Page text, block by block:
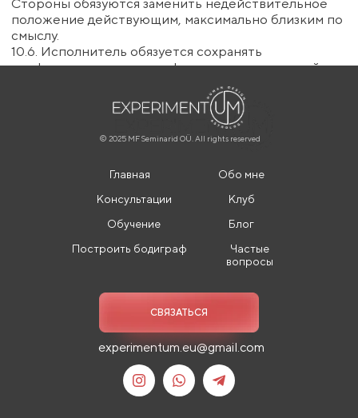
Главная Обо мне
Обучение
Консультации Клуб
© 2025 MF Seminarid OÜ. All rights reserved
experimentum.eu@gmail.com
Блог
Построить бодиграф
Частые
вопросы
СВЯЗАТЬСЯ